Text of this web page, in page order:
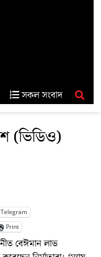
সকল সংবাদ
(ভিডিও)
Telegram
Print
বেঈমান লাভ